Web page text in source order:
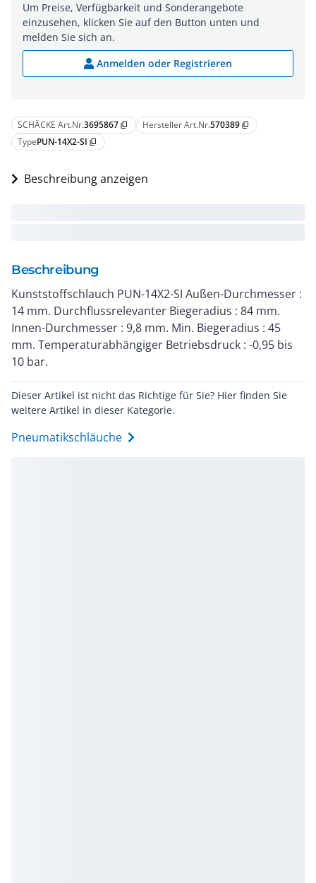
SCHÄCKE Art.Nr.3695867 content_copy Hersteller Art.Nr.570389 content_copy
TypePUN-14X2-SI content_copy
Beschreibung anzeigen
Beschreibung
Kunststoffschlauch PUN-14X2-SI Außen-Durchmesser :
14 mm. Durchflussrelevanter Biegeradius : 84 mm.
Innen-Durchmesser : 9,8 mm. Min. Biegeradius : 45
mm. Temperaturabhängiger Betriebsdruck : -0,95 bis
10 bar.
Dieser Artikel ist nicht das Richtige für Sie? Hier finden Sie
weitere Artikel in dieser Kategorie.
Pneumatikschläuche
Um Preise, Verfügbarkeit und Sonderangebote
einzusehen, klicken Sie auf den Button unten und
melden Sie sich an.
Anmelden oder Registrieren